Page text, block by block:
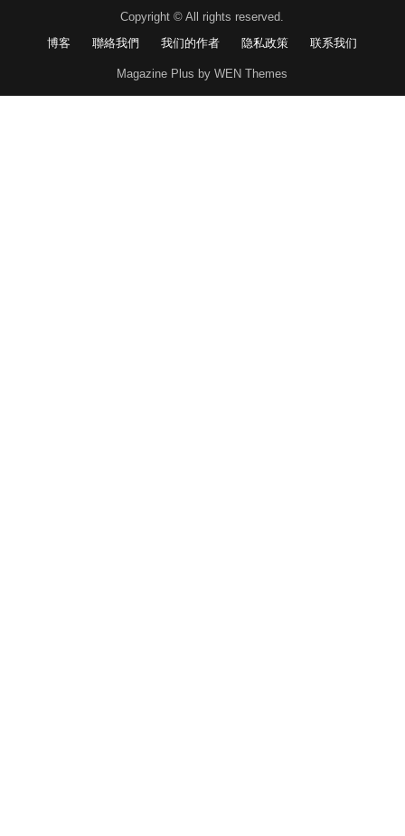
Copyright © All rights reserved.
博客
聯絡我們 我们的作者 隐私政策 联系我们
Magazine Plus by WEN Themes